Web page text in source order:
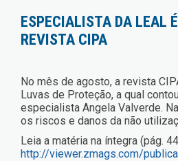
ESPECIALISTA DA LEAL
REVISTA CIPA
No mês de agosto, a revista
Luvas de Proteção, a qual
especialista Angela Valverde.
os riscos e danos da não
Leia a matéria na íntegra (pág.
http://viewer.zmags.com/